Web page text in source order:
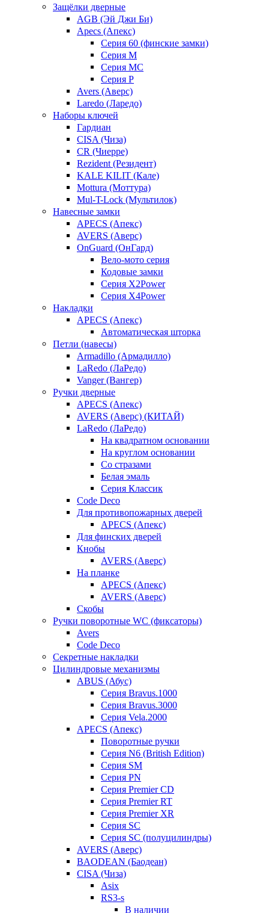
Защёлки дверные
AGB (Эй Джи Би)
Apecs (Апекс)
Серия 60 (финские замки)
Серия M
Серия MC
Серия P
Avers (Аверс)
Laredo (Ларедо)
Наборы ключей
Гардиан
CISA (Чиза)
CR (Чиерре)
Rezident (Резидент)
KALE KILIT (Кале)
Mottura (Моттура)
Mul-T-Lock (Мультилок)
Навесные замки
APECS (Апекс)
AVERS (Аверс)
OnGuard (ОнГард)
Вело-мото серия
Кодовые замки
Серия X2Power
Серия X4Power
Накладки
APECS (Апекс)
Автоматическая шторка
Петли (навесы)
Armadillo (Армадилло)
LaRedo (ЛаРедо)
Vanger (Вангер)
Ручки дверные
APECS (Апекс)
AVERS (Аверс) (КИТАЙ)
LaRedo (ЛаРедо)
На квадратном основании
На круглом основании
Со стразами
Белая эмаль
Серия Классик
Code Deco
Для противопожарных дверей
APECS (Апекс)
Для финских дверей
Кнобы
AVERS (Аверс)
На планке
APECS (Апекс)
AVERS (Аверс)
Скобы
Ручки поворотные WC (фиксаторы)
Avers
Code Deco
Секретные накладки
Цилиндровые механизмы
ABUS (Абус)
Серия Bravus.1000
Серия Bravus.3000
Серия Vela.2000
APECS (Апекс)
Поворотные ручки
Серия N6 (British Edition)
Серия SM
Серия PN
Серия Premier CD
Серия Premier RT
Серия Premier XR
Серия SC
Серия SC (полуцилиндры)
AVERS (Аверс)
BAODEAN (Баодеан)
CISA (Чиза)
Asix
RS3-s
В наличии